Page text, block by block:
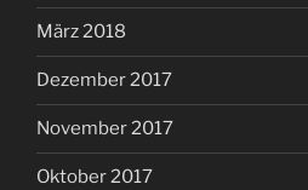
März 2018
Dezember 2017
November 2017
Oktober 2017